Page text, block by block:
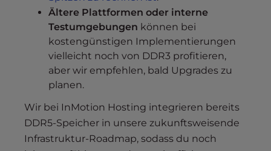
Ältere Plattformen oder interne
Testumgebungen können bei
kostengünstigen Implementierungen
vielleicht noch von DDR3 profitieren,
aber wir empfehlen, bald Upgrades zu
planen.
Wir bei InMotion Hosting integrieren bereits
DDR5-Speicher in unsere zukunftsweisende
Infrastruktur-Roadmap, sodass du noch